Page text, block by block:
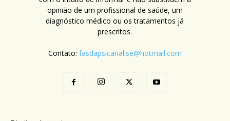
opinião de um profissional de saúde, um
diagnóstico médico ou os tratamentos já
prescritos.
Contato: fasdapsicanalise@hotmail.com